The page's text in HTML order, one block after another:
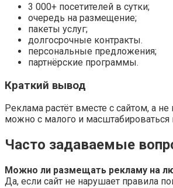
3 000+ посетителей в сутки;
очередь на размещение;
пакеты услуг;
долгосрочные контракты.
персональные предложения;
партнёрские программы.
Краткий вывод
Реклама растёт вместе с сайтом, а не
можно с малого и масштабироваться
Часто задаваемые
Можно ли размещать рекламу на
Да, если сайт не нарушает правила